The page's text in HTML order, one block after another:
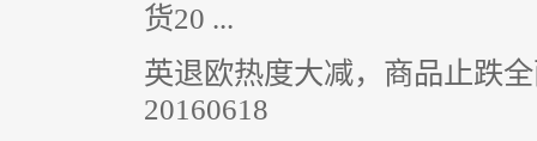
货20 ...
英退欧热度大减，商品止跌
20160618